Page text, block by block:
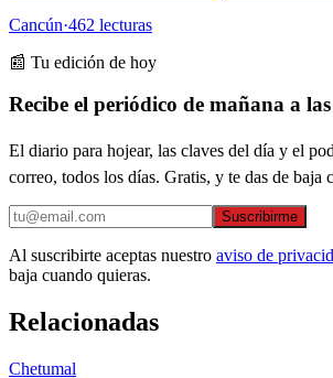
Cancún·462 lecturas
📰 Tu edición de hoy
Recibe el periódico de mañana a
El diario para hojear, las claves del día y el
correo, todos los días. Gratis, y te das de baja
Suscribirme
Al suscribirte aceptas nuestro aviso de
baja cuando quieras.
Relacionadas
Chetumal